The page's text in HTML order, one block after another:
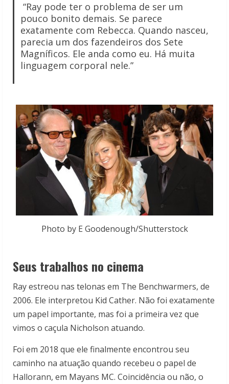
“Ray pode ter o problema de ser um
pouco bonito demais. Se parece
exatamente com Rebecca. Quando nasceu,
parecia um dos fazendeiros dos Sete
Magníficos. Ele anda como eu. Há muita
linguagem corporal nele.”
Photo by E Goodenough/Shutterstock
Seus trabalhos no cinema
Ray estreou nas telonas em The Benchwarmers, de
2006. Ele interpretou Kid Cather. Não foi exatamente
um papel importante, mas foi a primeira vez que
vimos o caçula Nicholson atuando.
Foi em 2018 que ele finalmente encontrou seu
caminho na atuação quando recebeu o papel de
Hallorann, em Mayans MC. Coincidência ou não, o